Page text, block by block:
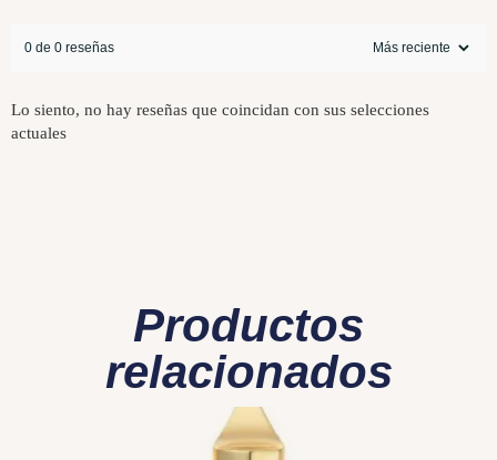
0 de 0 reseñas
Lo siento, no hay reseñas que coincidan con sus selecciones
actuales
Productos
relacionados